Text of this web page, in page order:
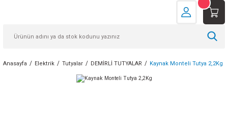
Anasayfa Elektrik Tutyalar DEMİRLİ TUTYALAR Kaynak Monteli Tutya 2,2Kg